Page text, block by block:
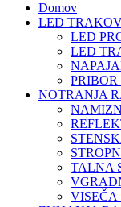
Domov
LED
LED
LED
NOTRANJA
TALNA
VISEČA